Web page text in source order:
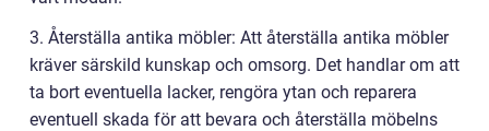
3. Återställa antika möbler: Att återställa antika möbler
kräver särskild kunskap och omsorg. Det handlar om att
ta bort eventuella lacker, rengöra ytan och reparera
eventuell skada för att bevara och återställa möbelns